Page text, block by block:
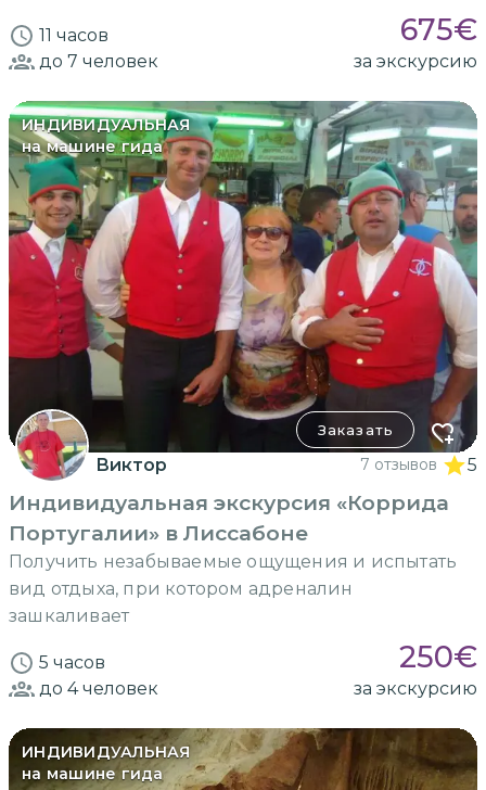
11 часов 675€
до 7 человек за экскурсию
ИНДИВИДУАЛЬНАЯ
на машине гида
Заказать
Виктор 7 отзывов 5
Индивидуальная экскурсия «Коррида
Португалии» в Лиссабоне
Получить незабываемые ощущения и испытать
вид отдыха, при котором адреналин
зашкаливает
5 часов 250€
до 4человек за экскурсию
ИНДИВИДУАЛЬНАЯ
на машине гида